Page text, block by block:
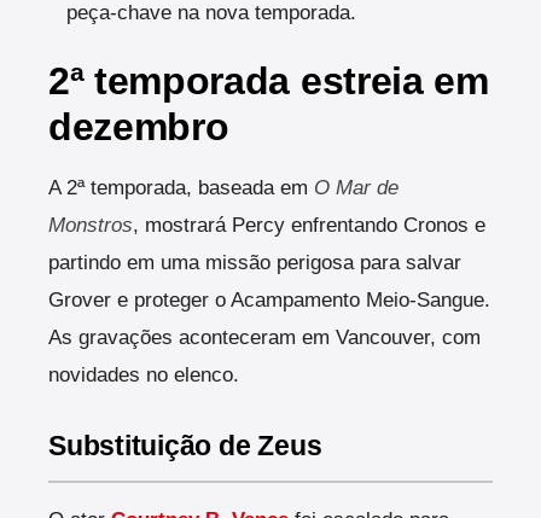
peça-chave na nova temporada.
2ª temporada estreia em
dezembro
A 2ª temporada, baseada em O Mar de
Monstros, mostrará Percy enfrentando Cronos e
partindo em uma missão perigosa para salvar
Grover e proteger o Acampamento Meio-Sangue.
As gravações aconteceram em Vancouver, com
novidades no elenco.
Substituição de Zeus